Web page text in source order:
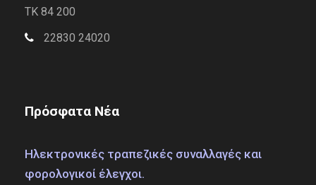
TK 84 200
22830 24020
Πρόσφατα Νέα
Ηλεκτρονικές τραπεζικές συναλλαγές και
φορολογικοί έλεγχοι.